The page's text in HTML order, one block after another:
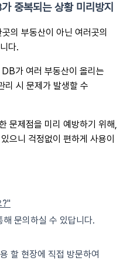
중복되는 상황 미리방지
의 부동산이 아닌 여러곳의
다.
가 여러 부동산이 올리는
리 시 문제가 발생할 수
으니 걱정없이 편하게 사용이
?"
문의하실 수 있답니다.
할 현장에 직접 방문하여